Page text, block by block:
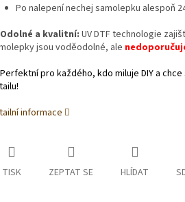
Po nalepení nechej samolepku alespoň
Odolné a kvalitní: UV DTF technologie
jsou voděodolné, ale
pro každého, kdo miluje DIY a
informace
TISK ZEPTAT SE HLÍDAT